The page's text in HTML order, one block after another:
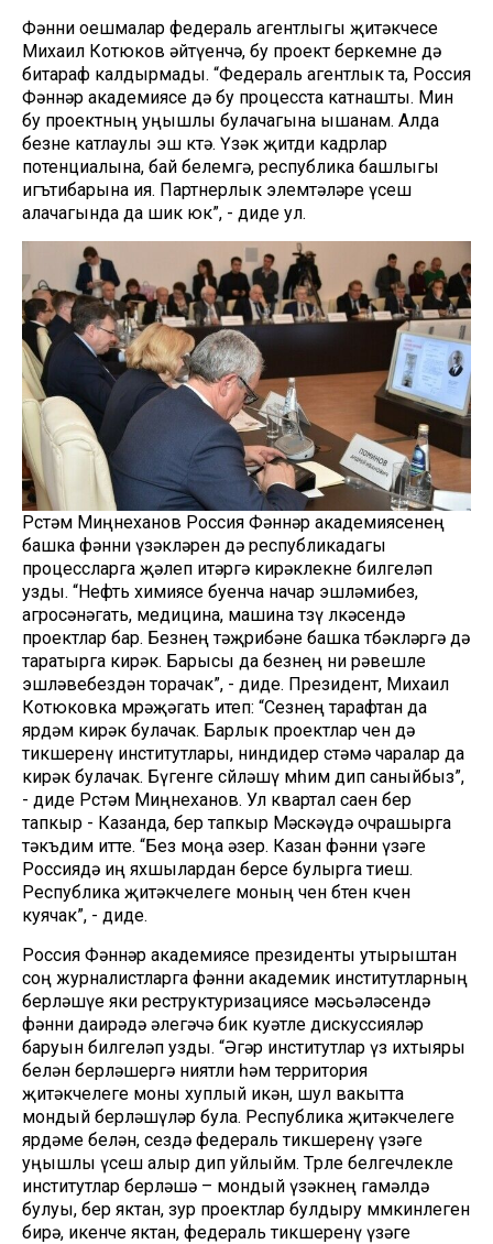
Фәнни оешмалар федераль агентлыгы җитәкчесе
Михаил Котюков әйтүенчә, бу проект беркемне дә
битараф калдырмады. “Федераль агентлык та, Россия
Фәннәр академиясе дә бу процесста катнашты. Мин
бу проектның уңышлы булачагына ышанам. Алда
безне катлаулы эш көтә. Үзәк җитди кадрлар
потенциалына, бай белемгә, республика башлыгы
игътибарына ия. Партнерлык элемтәләре үсеш
алачагында да шик юк”, - диде ул.
Рөстәм Миңнеханов Россия Фәннәр академиясенең
башка фәнни үзәкләрен дә республикадагы
процессларга җәлеп итәргә кирәклекне билгеләп
узды. “Нефть химиясе буенча начар эшләмибез,
агросәнәгать, медицина, машина төзү өлкәсендә
проектлар бар. Безнең тәҗрибәне башка төбәкләргә дә
таратырга кирәк. Барысы да безнең ни рәвешле
эшләвебездән торачак”, - диде. Президент, Михаил
Котюковка мөрәҗәгать итеп: “Сезнең тарафтан да
ярдәм кирәк булачак. Барлык проектлар өчен дә
тикшеренү институтлары, ниндидер өстәмә чаралар да
кирәк булачак. Бүгенге сөйләшү мөһим дип саныйбыз”,
- диде Рөстәм Миңнеханов. Ул квартал саен бер
тапкыр - Казанда, бер тапкыр Мәскәүдә очрашырга
тәкъдим итте. “Без моңа әзер. Казан фәнни үзәге
Россиядә иң яхшылардан берсе булырга тиеш.
Республика җитәкчелеге моның өчен бөтен көчен
куячак”, - диде.
Россия Фәннәр академиясе президенты утырыштан
соң журналистларга фәнни академик институтларның
берләшүе яки реструктуризациясе мәсьәләсендә
фәнни даирәдә әлегәчә бик куәтле дискуссияләр
баруын билгеләп узды. “Әгәр институтлар үз ихтыяры
белән берләшергә ниятли һәм территория
җитәкчелеге моны хуплый икән, шул вакытта
мондый берләшүләр була. Республика җитәкчелеге
ярдәме белән, сездә федераль тикшеренү үзәге
уңышлы үсеш алыр дип уйлыйм. Төрле белгечлекле
институтлар берләшә – мондый үзәкнең гамәлдә
булуы, бер яктан, зур проектлар булдыру мөмкинлеген
бирә, икенче яктан, федераль тикшеренү үзәге